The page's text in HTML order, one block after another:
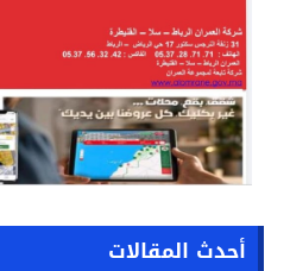
أحدث المقالات